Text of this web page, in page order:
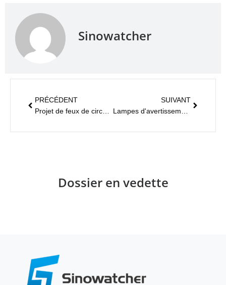
Sinowatcher
PRÉCÉDENT
SUIVANT
Dossier en vedette